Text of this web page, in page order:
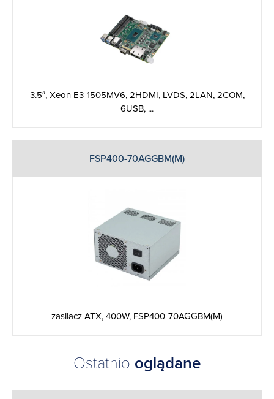
3.5″, Xeon E3-1505MV6, 2HDMI, LVDS, 2LAN, 2COM,
6USB, ...
FSP400-70AGGBM(M)
zasilacz ATX, 400W, FSP400-70AGGBM(M)
Ostatnio oglądane